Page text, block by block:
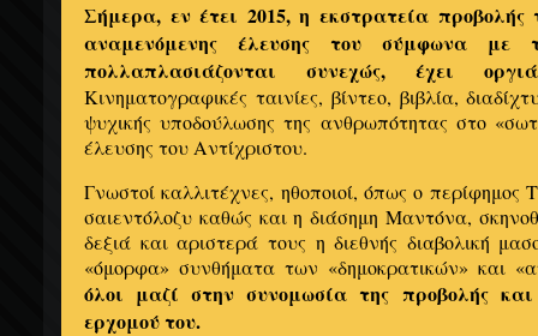
Σήμερα, εν έτει 2015, η εκστρατεία προβολής
αναμενόμενης έλευσης του σύμφωνα με
πολλαπλασιάζονται συνεχώς, έχει
Κινηματογραφικές ταινίες, βίντεο, βιβλία,
ψυχικής υποδούλωσης της ανθρωπότητας στο
έλευσης του Αντίχριστου.
Γνωστοί καλλιτέχνες, ηθοποιοί, όπως ο
σαιεντόλοζυ καθώς και η διάσημη Μαντόνα,
δεξιά και αριστερά τους η διεθνής διαβολική
«όμορφα» συνθήματα των «δημοκρατικών» και
όλοι μαζί στην συνομωσία της προβολής
ερχομού του.